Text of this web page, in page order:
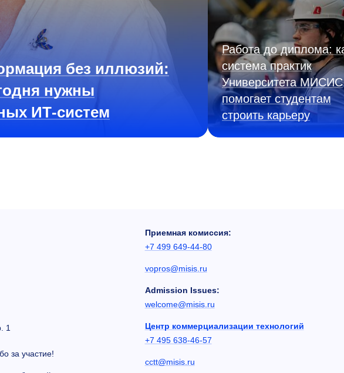
без иллюзий:
нужны
ИТ-систем
Работа до диплома:
система практик
Университета МИСИС
помогает студентам
строить карьеру
1
за участие!
Приемная комиссия:
+7 499 649-44-80
vopros@misis.ru
Admission Issues:
welcome@misis.ru
Центр коммерциализации технологий
+7 495 638-46-57
cctt@misis.ru